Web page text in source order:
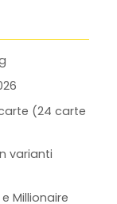
(24 carte
varianti
Millionaire